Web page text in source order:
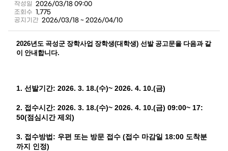
작성일 2026/03/18 09:00
조회수 1,775
공지기간 2026/03/18 ~ 2026/04/10
2026년도 곡성군 장학사업 장학생(대학생) 선발 공고문을 다음과 같
이 안내합니다.
1. 선발기간: 2026. 3. 18.(수)~ 2026. 4. 10.(금)
2. 접수시간: 2026. 3. 18.(수)~ 2026. 4. 10.(금) 09:00~ 17:
50(점심시간 제외 )
3. 접수방법 : 우편 또는 방문 접수 (접수 마감일 18:00 도착분
까지 인정)